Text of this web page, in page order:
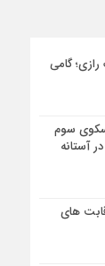
گامی
سوم
آستانه
های